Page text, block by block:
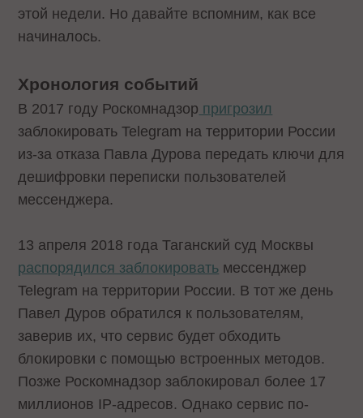
этой недели. Но давайте вспомним, как все
начиналось.
Хронология событий
В 2017 году Роскомнадзор пригрозил
заблокировать Telegram на территории России
из-за отказа Павла Дурова передать ключи для
дешифровки переписки пользователей
мессенджера.
13 апреля 2018 года Таганский суд Москвы
распорядился заблокировать мессенджер
Telegram на территории России. В тот же день
Павел Дуров обратился к пользователям,
заверив их, что сервис будет обходить
блокировки с помощью встроенных методов.
Позже Роскомнадзор заблокировал более 17
миллионов IP-адресов. Однако сервис по-